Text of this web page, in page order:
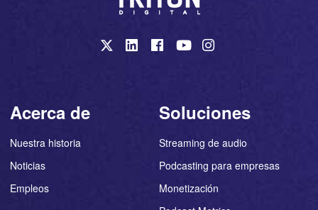
Acerca de
Nuestra historia
Noticias
Empleos
Soluciones
Streaming de audio
Podcasting para empresas
Monetización